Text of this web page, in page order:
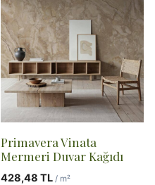
Primavera Vinata
Mermeri Duvar Kağıdı
428,48 TL / m²